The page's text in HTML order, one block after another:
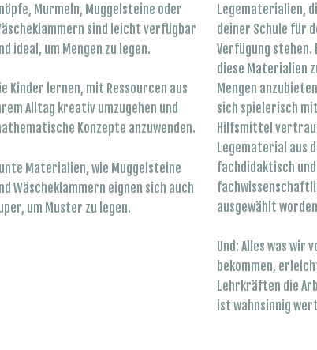
Murmeln, Muggelsteine oder
sind leicht verfügbar
ideal, um Mengen zu legen.
Kinder lernen, mit Ressourcen aus
Alltag kreativ umzugehen und
Konzepte anzuwenden.
Materialien, wie Muggelsteine
Wäscheklammern eignen sich auch
um Muster zu legen.
Legematerialien,
deiner Schule für
Verfügung stehen.
diese Materialien
Mengen
sich spielerisch
Hilfsmittel
Legematerial aus
fachdidaktisch und
ausgewählt
Und: Alles was wir
bekommen,
Lehrkräften die
ist wahnsinnig